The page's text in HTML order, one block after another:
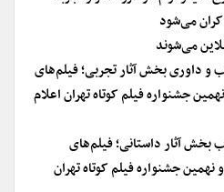
می‌شود
می‌شوند
و داوری بخش آثار تجربی؛ فیلم‌های
جشنواره فیلم کوتاه تهران اعلام
بخش آثار داستانی؛ فیلم‌های
نهمین جشنواره فیلم کوتاه تهران